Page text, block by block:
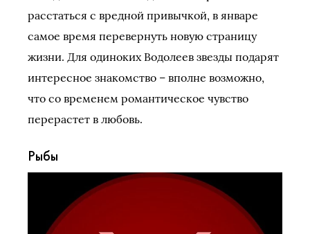
расстаться с вредной привычкой, в январе
самое время перевернуть новую страницу
жизни. Для одиноких Водолеев звезды подарят
интересное знакомство – вполне возможно,
что со временем романтическое чувство
перерастет в любовь.
Рыбы